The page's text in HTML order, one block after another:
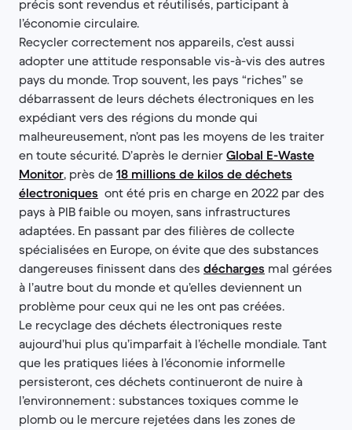
précis sont revendus et réutilisés, participant à
l’économie circulaire.
Recycler correctement nos appareils, c’est aussi
adopter une attitude responsable vis-à-vis des autres
pays du monde. Trop souvent, les pays “riches” se
débarrassent de leurs déchets électroniques en les
expédiant vers des régions du monde qui
malheureusement, n’ont pas les moyens de les traiter
en toute sécurité. D’après le dernier Global E-Waste
Monitor, près de 18 millions de kilos de déchets
électroniques ont été pris en charge en 2022 par des
pays à PIB faible ou moyen, sans infrastructures
adaptées. En passant par des filières de collecte
spécialisées en Europe, on évite que des substances
dangereuses finissent dans des décharges mal gérées
à l’autre bout du monde et qu’elles deviennent un
problème pour ceux qui ne les ont pas créées.
Le recyclage des déchets électroniques reste
aujourd’hui plus qu’imparfait à l’échelle mondiale. Tant
que les pratiques liées à l’économie informelle
persisteront, ces déchets continueront de nuire à
l’environnement : substances toxiques comme le
plomb ou le mercure rejetées dans les zones de